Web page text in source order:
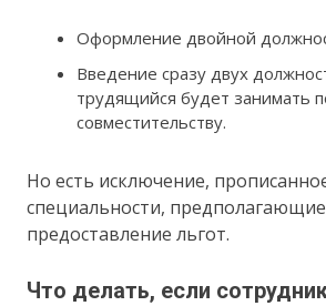
Оформление двойной
Введение сразу двух
трудящийся будет занимать
совместительству.
Но есть исключение,
специальности, предполагающие
предоставление льгот.
Что делать, если